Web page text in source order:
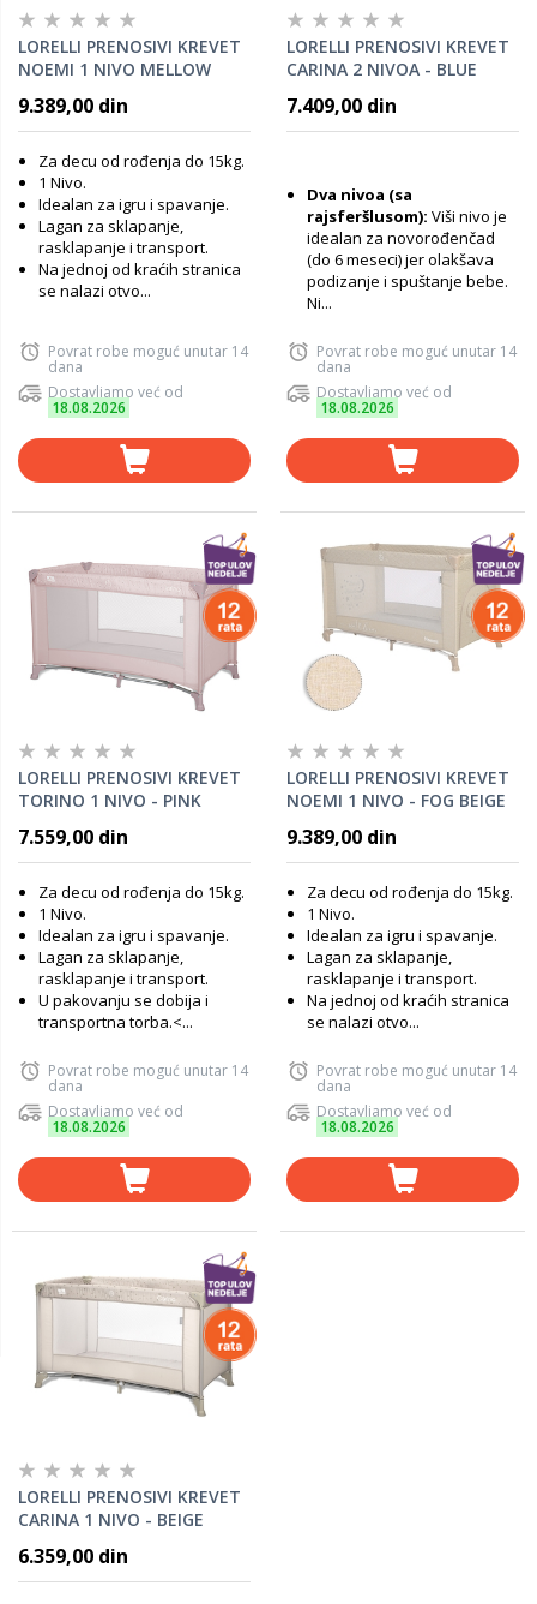
LORELLI PRENOSIVI KREVET
NOEMI 1 NIVO MELLOW
9.389,00 din
Za decu od rođenja do 15kg.
1 Nivo.
Idealan za igru i spavanje.
Lagan za sklapanje,
rasklapanje i transport.
Na jednoj od kraćih stranica
se nalazi otvo...
Povrat robe moguć unutar 14
dana
Dostavljamo već od
18.08.2026
LORELLI PRENOSIVI KREVET
CARINA 2 NIVOA - BLUE
7.409,00 din
Dva nivoa (sa
rajsferšlusom): Viši nivo je
idealan za novorođenčad
(do 6 meseci) jer olakšava
podizanje i spuštanje bebe.
Ni...
Povrat robe moguć unutar 14
dana
Dostavljamo već od
18.08.2026
LORELLI PRENOSIVI KREVET
TORINO 1 NIVO - PINK
7.559,00 din
Za decu od rođenja do 15kg.
1 Nivo.
Idealan za igru i spavanje.
Lagan za sklapanje,
rasklapanje i transport.
U pakovanju se dobija i
transportna torba.<...
Povrat robe moguć unutar 14
dana
Dostavljamo već od
18.08.2026
LORELLI PRENOSIVI KREVET
NOEMI 1 NIVO - FOG BEIGE
9.389,00 din
Za decu od rođenja do 15kg.
1 Nivo.
Idealan za igru i spavanje.
Lagan za sklapanje,
rasklapanje i transport.
Na jednoj od kraćih stranica
se nalazi otvo...
Povrat robe moguć unutar 14
dana
Dostavljamo već od
18.08.2026
LORELLI PRENOSIVI KREVET
CARINA 1 NIVO - BEIGE
6.359,00 din